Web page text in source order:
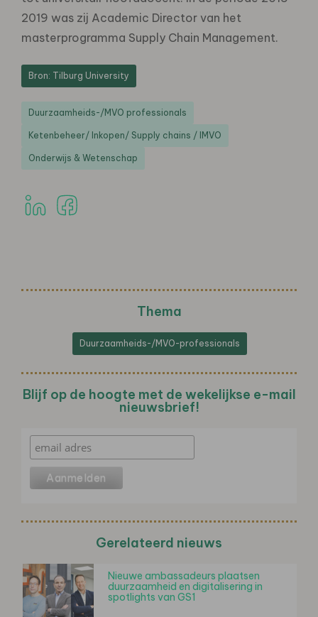
2019 was zij Academic Director van het
masterprogramma Supply Chain Management.
Bron: Tilburg University
Duurzaamheids-/MVO professionals
Ketenbeheer/ Inkopen/ Supply chains / IMVO
Onderwijs & Wetenschap
Thema
Duurzaamheids-/MVO-professionals
Blijf op de hoogte met de wekelijkse e-mail
nieuwsbrief!
Gerelateerd nieuws
Nieuwe ambassadeurs plaatsen
duurzaamheid en digitalisering in
spotlights van GS1